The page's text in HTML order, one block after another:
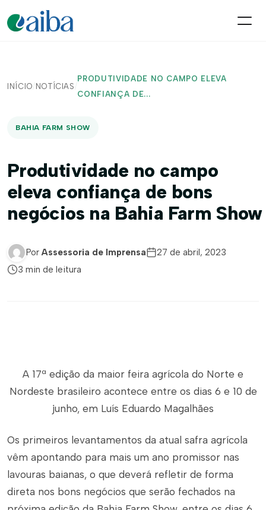
INÍCIO/ NOTÍCIAS /
PRODUTIVIDADE NO CAMPO ELEVA
CONFIANÇA DE...
BAHIA FARM SHOW
Produtividade no campo
eleva confiança de bons
negócios na Bahia Farm
Por Assessoria de Imprensa
27 de abril, 2023
3 min de leitura
A 17ª edição da maior feira agrícola do Norte e
Nordeste brasileiro acontece entre os dias 6 e 10 de
junho, em Luís Eduardo Magalhães
Os primeiros levantamentos da atual safra agrícola
vêm apontando para mais um ano promissor nas
lavouras baianas, o que deverá refletir de forma
direta nos bons negócios que serão fechados na